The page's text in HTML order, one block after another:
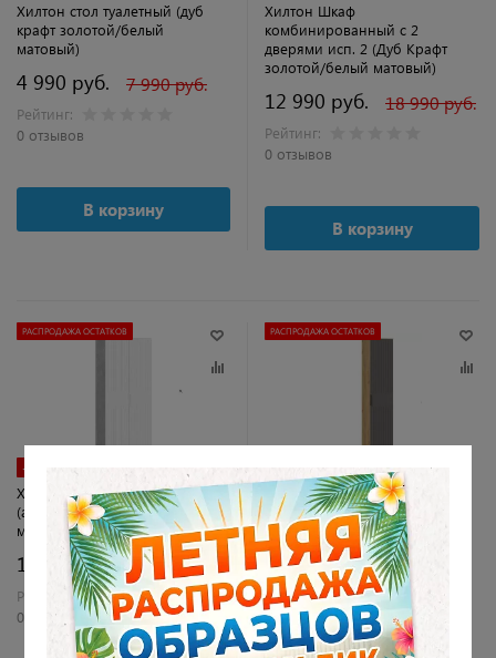
Хилтон стол туалетный (дуб
крафт золотой/белый
матовый)
4 990 руб. 7 990 руб.
Рейтинг:
0 отзывов
В корзину
Хилтон Шкаф
комбинированный с 2
дверями исп. 2 (Дуб Крафт
золотой/белый матовый)
12 990 руб. 18 990 руб.
Рейтинг:
0 отзывов
В корзину
РАСПРОДАЖА ОСТАТКОВ
-40%
Хилтон шкаф для одежды
(ателье светлый/белый
матовый)
12 990 руб. 21 990 руб.
Рейтинг:
0 отзывов
РАСПРОДАЖА ОСТАТКОВ
Хилтон шкаф для белья (дуб
крафт золотой/графит
матовый)
7 990 руб. 11 490 руб.
Рейтинг:
0 отзывов